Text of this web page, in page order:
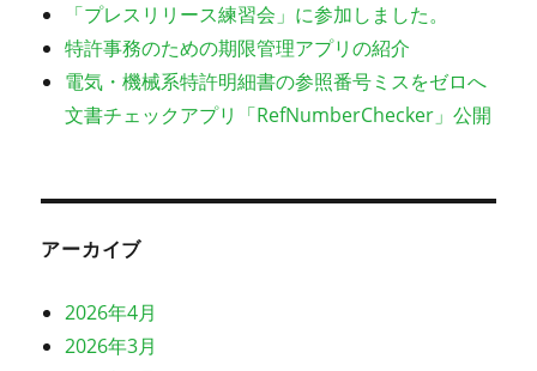
「プレスリリース練習会」に参加しました。
特許事務のための期限管理アプリの紹介
電気・機械系特許明細書の参照番号ミスをゼロへ
文書チェックアプリ「RefNumberChecker」公開
アーカイブ
2026年4月
2026年3月